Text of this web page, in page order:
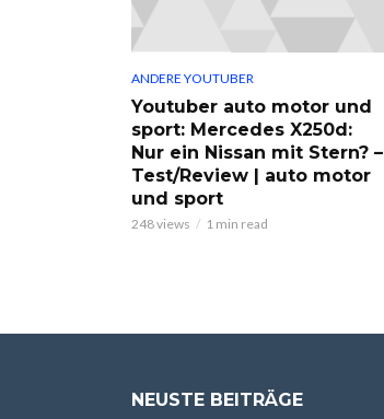
ANDERE YOUTUBER
Youtuber auto motor und
sport: Mercedes X250d:
Nur ein Nissan mit Stern? –
Test/Review | auto motor
und sport
248 views 1 min read
NEUSTE BEITRÄGE